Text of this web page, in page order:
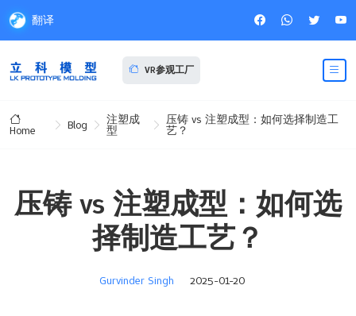
翻译
VR参观工厂
Home Blog 注塑成
型
压铸 vs 注塑成型：如何选择制造工
艺？
压铸 vs 注塑成型：如何选
择制造工艺？
Gurvinder Singh 2025-01-20